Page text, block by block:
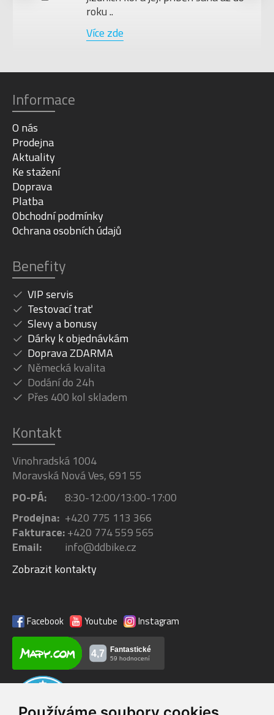
roku ..
Více zde
Informace
O nás
Prodejna
Aktuality
Ke stažení
Doprava
Platba
Obchodní podmínky
Ochrana osobních údajů
Benefity
VIP servis
Testovací trať
Slevy a bonusy
Dárky k objednávkám
Doprava ZDARMA
Německá kvalita
Dodání do 24h
Přes 400 kol skladem
Kontakt
Vinohradská 1004
Moravská Nová Ves, 691 55
PO-PÁ:
8:30-12:00/13:00-17:00
Prodejna: +420 775 113 366
Fakturace:+420 774 559 565
Email:
info@ddbike.cz
Zobrazit kontakty
Facebook Youtube Instagram